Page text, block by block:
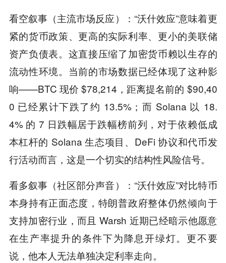
看空叙事（主流市场反应）：“沃什效应”意味着更
紧的货币政策、更高的实际利率、更小的美联储
资产负债表。这直接压缩了加密货币赖以生存的
流动性环境。当前的市场数据已经体现了这种影
响——BTC 现价 $78,214，距离提名前的 $90,40
0 已经累计下跌了约 13.5%；而 Solana 以 18.
4% 的 7 日跌幅居于跌幅榜前列，对于依赖低成
本杠杆的 Solana 生态项目、DeFi 协议和代币发
行活动而言，这是一个切实的结构性风险信号。
看多叙事（社区部分声音）：“沃什效应”对比特币
本身持有正面态度，特朗普政府整体仍然倾向于
支持加密行业，而且 Warsh 近期已经暗示他愿意
在生产率提升的条件下为降息开绿灯。更不要
说，他本人无法单独决定利率走向。